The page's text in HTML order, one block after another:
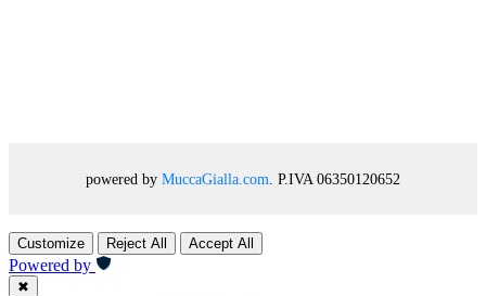
powered by MuccaGialla.com . P.IVA 06350120652
Customize Reject All Accept All
Powered by
✖